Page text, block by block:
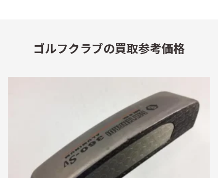
ゴルフクラブの買取参考価格